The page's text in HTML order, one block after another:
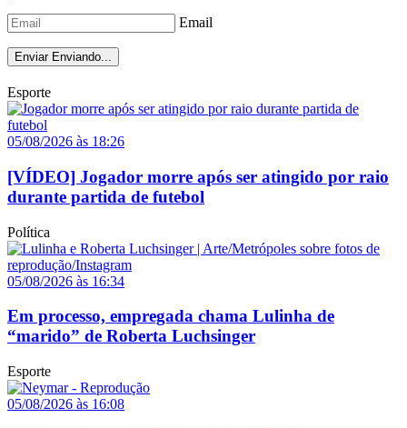
Email
Enviar Enviando...
Esporte
05/08/2026 às 18:26
[VÍDEO] Jogador morre após ser atingido por raio
durante partida de futebol
Política
05/08/2026 às 16:34
Em processo, empregada chama Lulinha de
“marido” de Roberta Luchsinger
Esporte
05/08/2026 às 16:08